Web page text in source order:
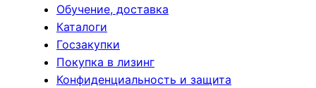
Обучение, доставка
Каталоги
Госзакупки
Покупка в лизинг
Конфиденциальность и защита